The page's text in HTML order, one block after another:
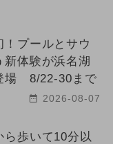
！プールとサウ
体験が浜名湖
場 8/22-30まで
2026-08-07
ら歩いて10分以